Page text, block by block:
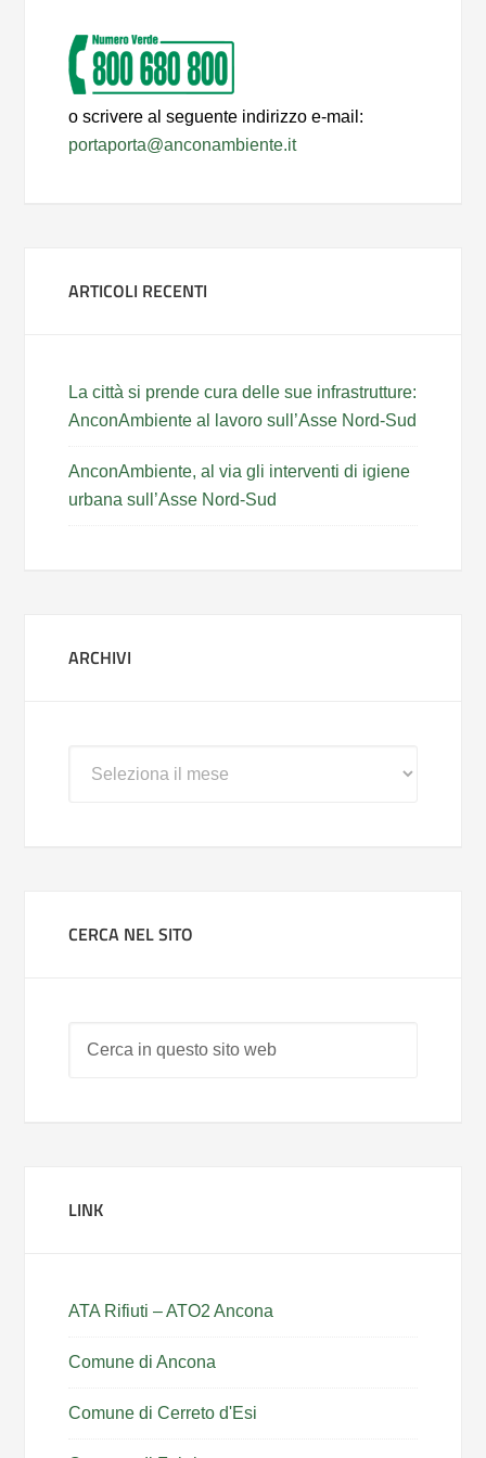
o scrivere al seguente indirizzo e-mail:
portaporta@anconambiente.it
ARTICOLI RECENTI
La città si prende cura delle sue infrastrutture:
AnconAmbiente al lavoro sull’Asse Nord-Sud
AnconAmbiente, al via gli interventi di igiene
urbana sull’Asse Nord-Sud
ARCHIVI
CERCA NEL SITO
LINK
ATA Rifiuti – ATO2 Ancona
Comune di Ancona
Comune di Cerreto d'Esi